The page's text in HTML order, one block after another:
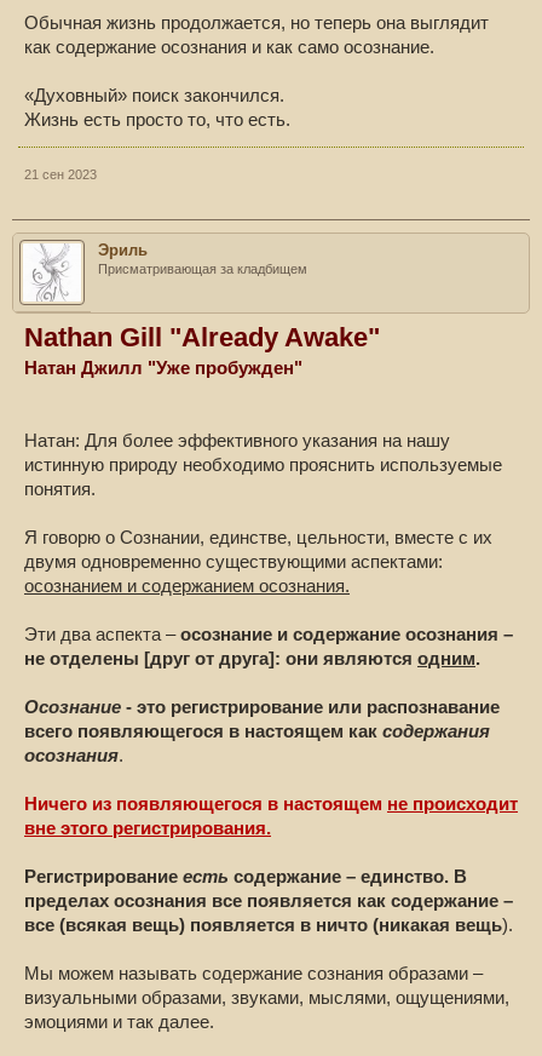
Обычная жизнь продолжается, но теперь она выглядит
как содержание осознания и как само осознание.
«Духовный» поиск закончился.
Жизнь есть просто то, что есть.
21 сен 2023
Эриль
Присматривающая за кладбищем
Nathan Gill "Already Awake"
Натан Джилл "Уже пробужден"
Натан: Для более эффективного указания на нашу
истинную природу необходимо прояснить используемые
понятия.
Я говорю о Сознании, единстве, цельности, вместе с их
двумя одновременно существующими аспектами:
осознанием и содержанием осознания.
Эти два аспекта –осознание и содержание осознания –
не отделены [друг от друга]: они являются одним.
Осознание - это регистрирование или распознавание
всего появляющегося в настоящем как содержания
осознания.
Ничего из появляющегося в настоящем не происходит
вне этого регистрирования.
Регистрирование есть содержание – единство. В
пределах осознания все появляется как содержание –
все (всякая вещь) появляется в ничто (никакая вещь).
Мы можем называть содержание сознания образами –
визуальными образами, звуками, мыслями, ощущениями,
эмоциями и так далее.